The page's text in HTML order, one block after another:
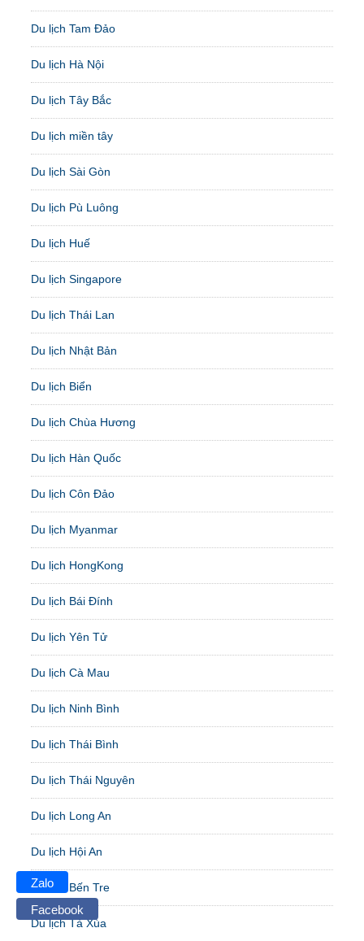
Du lịch Tam Đảo
Du lịch Hà Nội
Du lịch Tây Bắc
Du lịch miền tây
Du lịch Sài Gòn
Du lịch Pù Luông
Du lịch Huế
Du lịch Singapore
Du lịch Thái Lan
Du lịch Nhật Bản
Du lịch Biển
Du lịch Chùa Hương
Du lịch Hàn Quốc
Du lịch Côn Đảo
Du lịch Myanmar
Du lịch HongKong
Du lịch Bái Đính
Du lịch Yên Tử
Du lịch Cà Mau
Du lịch Ninh Bình
Du lịch Thái Bình
Du lịch Thái Nguyên
Du lịch Long An
Du lịch Hội An
Du lịch Bến Tre
Du lịch Tà Xùa
Zalo
Facebook